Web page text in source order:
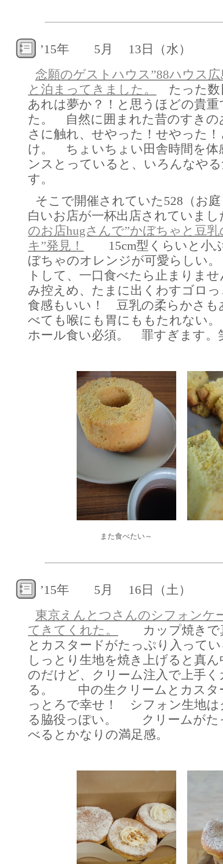
’15年 5月 13日（水）
念願のゲストハウス”88ハウス
と泊まってきました。
たった数
あれは夢か？！と思うほどの貴
た。 自然に囲まれた昔のすきの
さに触れ、せやった！せやった
け。 ちょいちょい田舎時間を体
ンスとっていると、いろんなや
す。
そこで開催されていた528（お
白いお店が一杯出店されていま
のお店hugさんで”かぼちゃと豆
キ”発見！
15cm型くらいと小
ぼちゃのオレンジが可愛らしい
トして、一口食べたら止まりま
み控えめ、たまに出くわすゴロ
食感もいい！ 豆乳の柔らかさも
べても喉にも胃にももたれない
ホール食い必須。 罪すぎます
また食べたい～
’15年 5月 16日（土）
東京えんとつさんのシフォンケ
てきてくれた。
カップ焼きで
とカスタードがたっぷり入っ
しっとり生地を焼き上げると真
のだけど、クリーム注入で上手
る。 中の生クリームとカスタ
っとろで幸せ！ シフォン生地は
る脇役っぽい。 クリームがた
べるとかなりの満足感。